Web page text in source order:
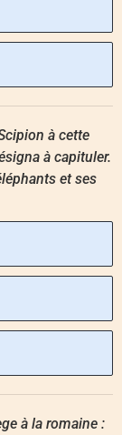
à cette
à capituler.
et ses
à la romaine :